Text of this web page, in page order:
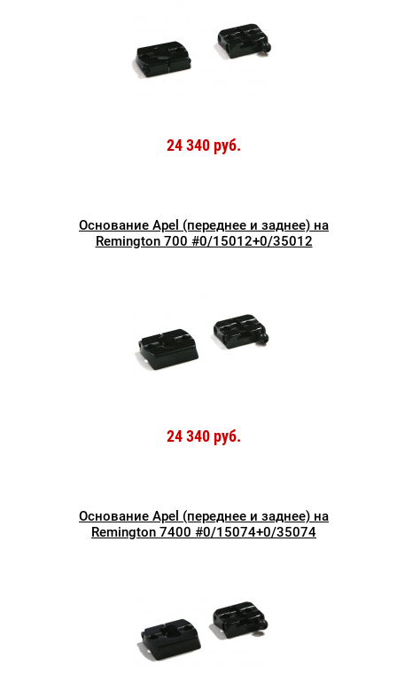
24 340 руб.
Основание Apel (переднее и заднее) на
Remington 700 #0/15012+0/35012
24 340 руб.
Основание Apel (переднее и заднее) на
Remington 7400 #0/15074+0/35074